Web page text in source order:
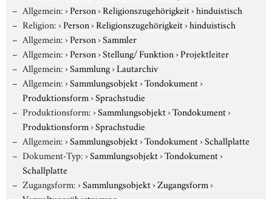
Allgemein:›Person›Religionszugehörigkeit›hinduistisch
Religion:›Person›Religionszugehörigkeit›hinduistisch
Allgemein:›Person›Sammler
Allgemein:›Person›Stellung/ Funktion›Projektleiter
Allgemein:›Sammlung›Lautarchiv
Allgemein:›Sammlungsobjekt›Tondokument›
Produktionsform›Sprachstudie
Produktionsform:›Sammlungsobjekt›Tondokument›
Produktionsform›Sprachstudie
Allgemein:›Sammlungsobjekt›Tondokument›Schallplatte
Dokument-Typ:›Sammlungsobjekt›Tondokument›
Schallplatte
Zugangsform:›Sammlungsobjekt›Zugangsform›